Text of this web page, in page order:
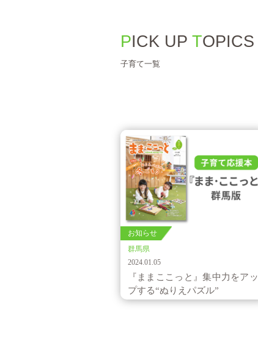
PICK UP TOPICS
子育て一覧
お知らせ
群馬県
2024.01.05
『ままここっと』集中力をアッ
プする“ぬりえパズル”